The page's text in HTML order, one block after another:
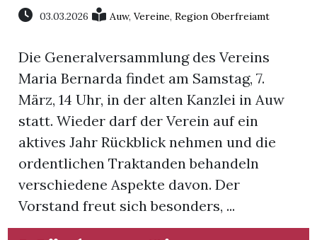
Veranstaltungen
Stellen
E-
Newsletter
App
03.03.2026 Auw,Vereine,Region Oberfreiamt
Die Generalversammlung des Vereins
Maria Bernarda findet am Samstag, 7.
März, 14 Uhr, in der alten Kanzlei in Auw
statt. Wieder darf der Verein auf ein
aktives Jahr Rückblick nehmen und die
ordentlichen Traktanden behandeln
verschiedene Aspekte davon. Der
Vorstand freut sich besonders, ...